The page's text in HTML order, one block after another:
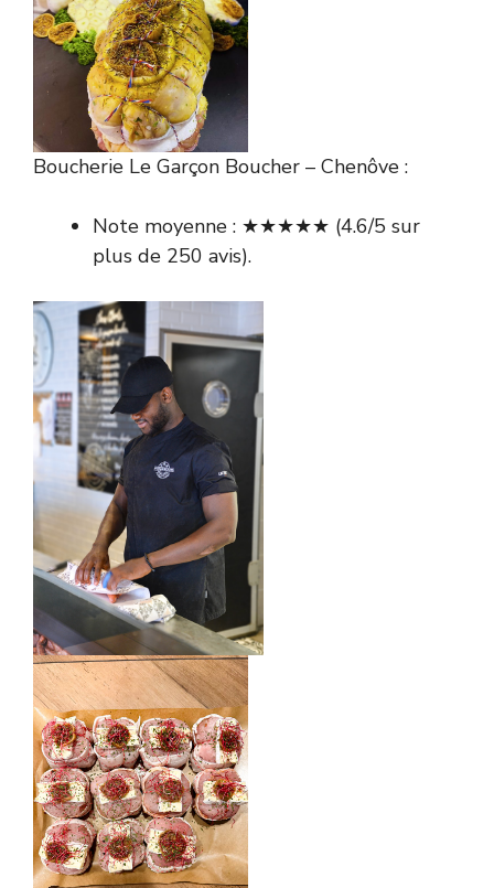
Boucherie Le Garçon Boucher – Chenôve :
Note moyenne : ★★★★★ (4.6/5 sur
plus de 250 avis).